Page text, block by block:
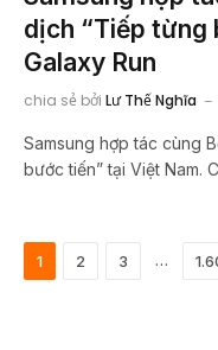
dịch “Tiếp từng
Galaxy Run
chia sẻ bởi Lư Thế Nghĩa
Samsung hợp tác cùng
bước tiến” tại Việt Nam.
1 2 3 …